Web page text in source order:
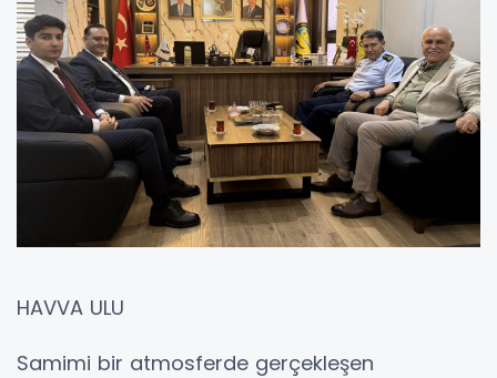
HAVVA ULU
Samimi bir atmosferde gerçekleşen